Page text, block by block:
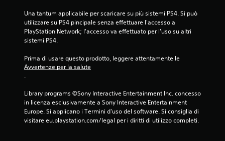
Una tantum applicabile per scaricare su più sistemi PS4. Si può
utilizzare su PS4 pincipale senza effettuare l'accesso a
PlayStation Network; l'accesso va effettuato per l'uso su altri
sistemi PS4.
Prima di usare questo prodotto, leggere attentamente le
Avvertenze per la salute
.
Library programs ©Sony Interactive Entertainment Inc. concesso
in licenza esclusivamente a Sony Interactive Entertainment
Europe. Si applicano i Termini d'uso del software. Si consiglia di
visitare eu.playstation.com/legal per i diritti di utilizzo completi.